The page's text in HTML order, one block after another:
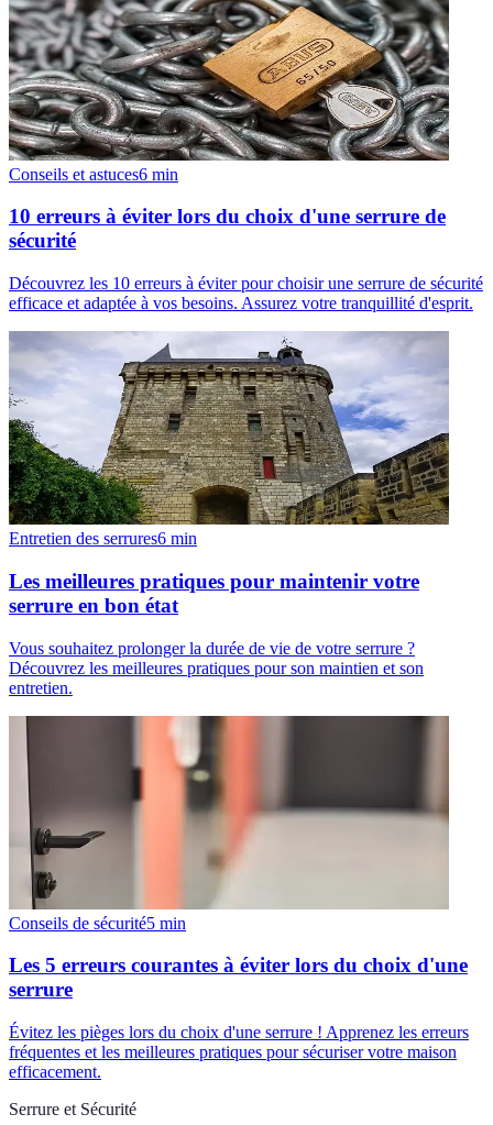
Conseils et astuces6 min
10 erreurs à éviter lors du choix d'une serrure de
sécurité
Découvrez les 10 erreurs à éviter pour choisir une serrure de sécurité
efficace et adaptée à vos besoins. Assurez votre tranquillité d'esprit.
Entretien des serrures6 min
Les meilleures pratiques pour maintenir votre
serrure en bon état
Vous souhaitez prolonger la durée de vie de votre serrure ?
Découvrez les meilleures pratiques pour son maintien et son
entretien.
Conseils de sécurité5 min
Les 5 erreurs courantes à éviter lors du choix d'une
serrure
Évitez les pièges lors du choix d'une serrure ! Apprenez les erreurs
fréquentes et les meilleures pratiques pour sécuriser votre maison
efficacement.
Serrure et Sécurité